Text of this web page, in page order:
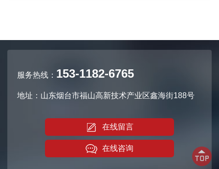
服务热线： 153-1182-6765
地址：山东烟台市福山高新技术产业区鑫海街188号
在线留言
在线咨询